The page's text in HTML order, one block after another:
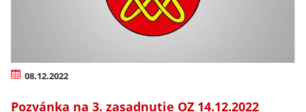
08.12.2022
Pozvánka na 3. zasadnutie OZ 14.12.2022